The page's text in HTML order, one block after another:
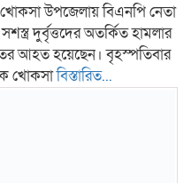
খোকসা উপজেলায় বিএনপি নেতা
দুর্বৃত্তদের অতর্কিত হামলার
আহত হয়েছেন। বৃহস্পতিবার
খোকসাবিস্তারিত...